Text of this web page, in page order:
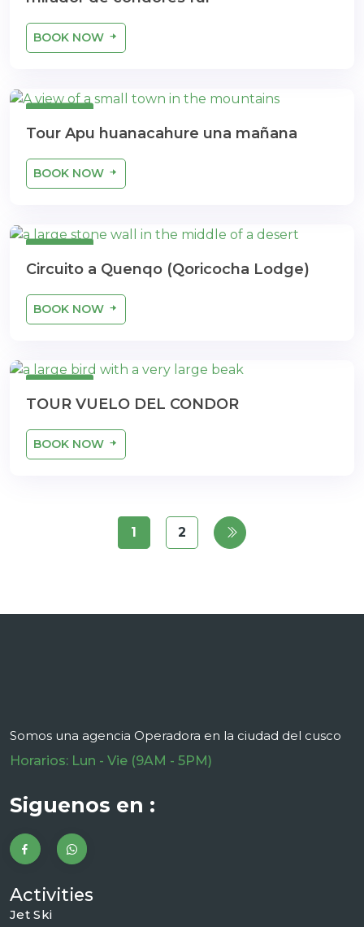
BOOK NOW
Tour Apu huanacahure una mañana
BOOK NOW
Circuito a Quenqo (Qoricocha Lodge)
BOOK NOW
TOUR VUELO DEL CONDOR
BOOK NOW
1 2
Somos una agencia Operadora en la ciudad del cusco
Horarios: Lun - Vie (9AM - 5PM)
Siguenos en :
Activities
Jet Ski